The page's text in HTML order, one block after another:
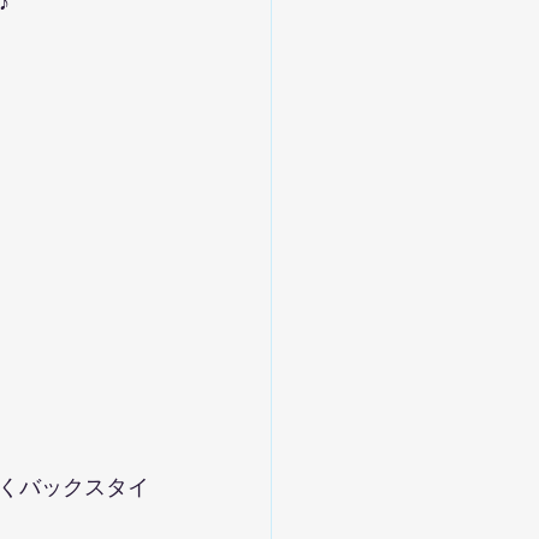
バックスタイ